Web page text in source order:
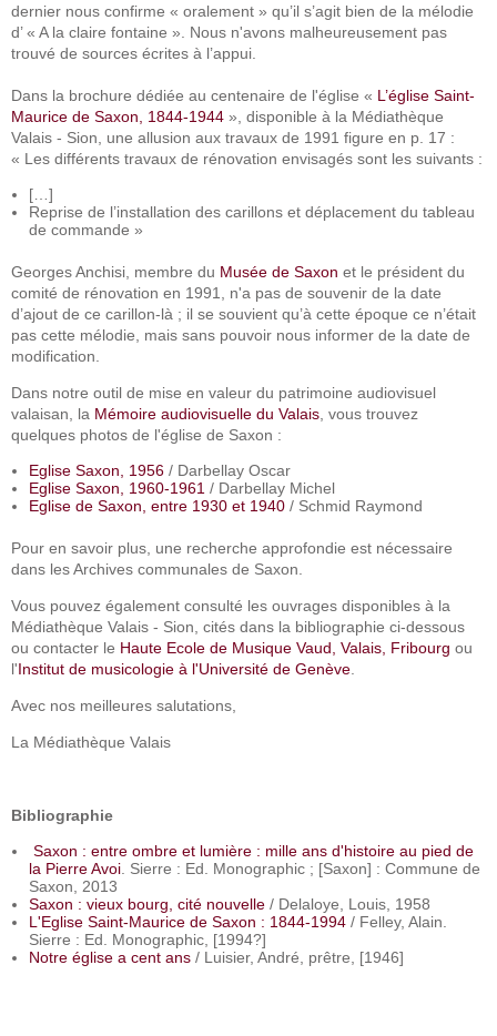
dernier nous confirme « oralement » qu’il s’agit bien de la mélodie
d’ « A la claire fontaine ». Nous n'avons malheureusement pas
trouvé de sources écrites à l’appui.
Dans la brochure dédiée au centenaire de l'église « L’église Saint-
Maurice de Saxon, 1844-1944 », disponible à la Médiathèque
Valais - Sion, une allusion aux travaux de 1991 figure en p. 17 :
« Les différents travaux de rénovation envisagés sont les suivants :
[…]
Reprise de l’installation des carillons et déplacement du tableau
de commande »
Georges Anchisi, membre du Musée de Saxon et le président du
comité de rénovation en 1991, n'a pas de souvenir de la date
d’ajout de ce carillon-là ; il se souvient qu’à cette époque ce n’était
pas cette mélodie, mais sans pouvoir nous informer de la date de
modification.
Dans notre outil de mise en valeur du patrimoine audiovisuel
valaisan, la Mémoire audiovisuelle du Valais , vous trouvez
quelques photos de l'église de Saxon :
Eglise Saxon, 1956 / Darbellay Oscar
Eglise Saxon, 1960-1961 / Darbellay Michel
Eglise de Saxon, entre 1930 et 1940 / Schmid Raymond
Pour en savoir plus, une recherche approfondie est nécessaire
dans les Archives communales de Saxon.
Vous pouvez également consulté les ouvrages disponibles à la
Médiathèque Valais - Sion, cités dans la bibliographie ci-dessous
ou contacter le Haute Ecole de Musique Vaud, Valais, Fribourg ou
l'Institut de musicologie à l'Université de Genève
Avec nos meilleures salutations,
La Médiathèque Valais
Bibliographie
Saxon : entre ombre et lumière : mille ans d'histoire au pied de
la Pierre Avoi . Sierre : Ed. Monographic ; [Saxon] : Commune de
Saxon, 2013
Saxon : vieux bourg, cité nouvelle / Delaloye, Louis, 1958
L'Eglise Saint-Maurice de Saxon : 1844-1994 / Felley, Alain.
Sierre : Ed. Monographic, [1994?]
Notre église a cent ans / Luisier, André, prêtre, [1946]